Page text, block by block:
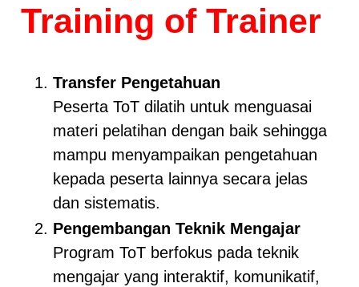
Training of Trainer
Transfer Pengetahuan
Peserta ToT dilatih untuk menguasai
materi pelatihan dengan baik sehingga
mampu menyampaikan pengetahuan
kepada peserta lainnya secara jelas
dan sistematis.
Pengembangan Teknik Mengajar
Program ToT berfokus pada teknik
mengajar yang interaktif, komunikatif,